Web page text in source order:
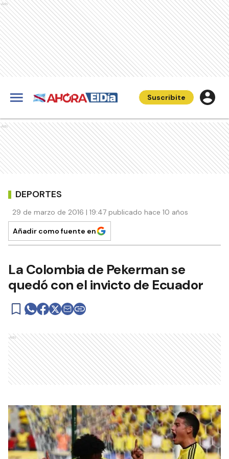
Ads
Suscribite
Ads
DEPORTES
29 de marzo de 2016 | 19:47 publicado hace 10 años
Añadir como fuente en
La Colombia de Pekerman se
quedó con el invicto de Ecuador
Ads